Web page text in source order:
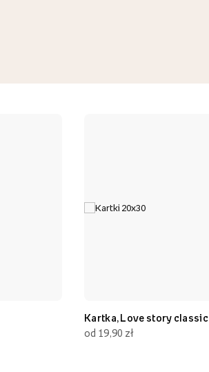
Kartka, Love story classic
od 19,90 zł